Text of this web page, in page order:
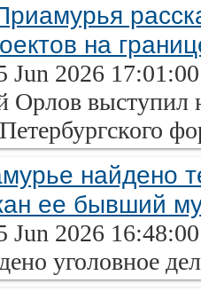
на
Jun 2026
Орлов выступил
найдено
ее бывший
Jun 2026
уголовное